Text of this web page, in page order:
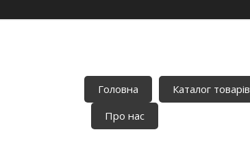
Головна Каталог товарів
Про нас